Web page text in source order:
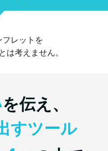
フレットを
は考えません。
を伝え、
すツール